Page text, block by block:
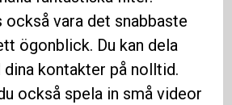
också vara det snabbaste
ögonblick. Du kan dela
kontakter på nolltid.
också spela in små videor